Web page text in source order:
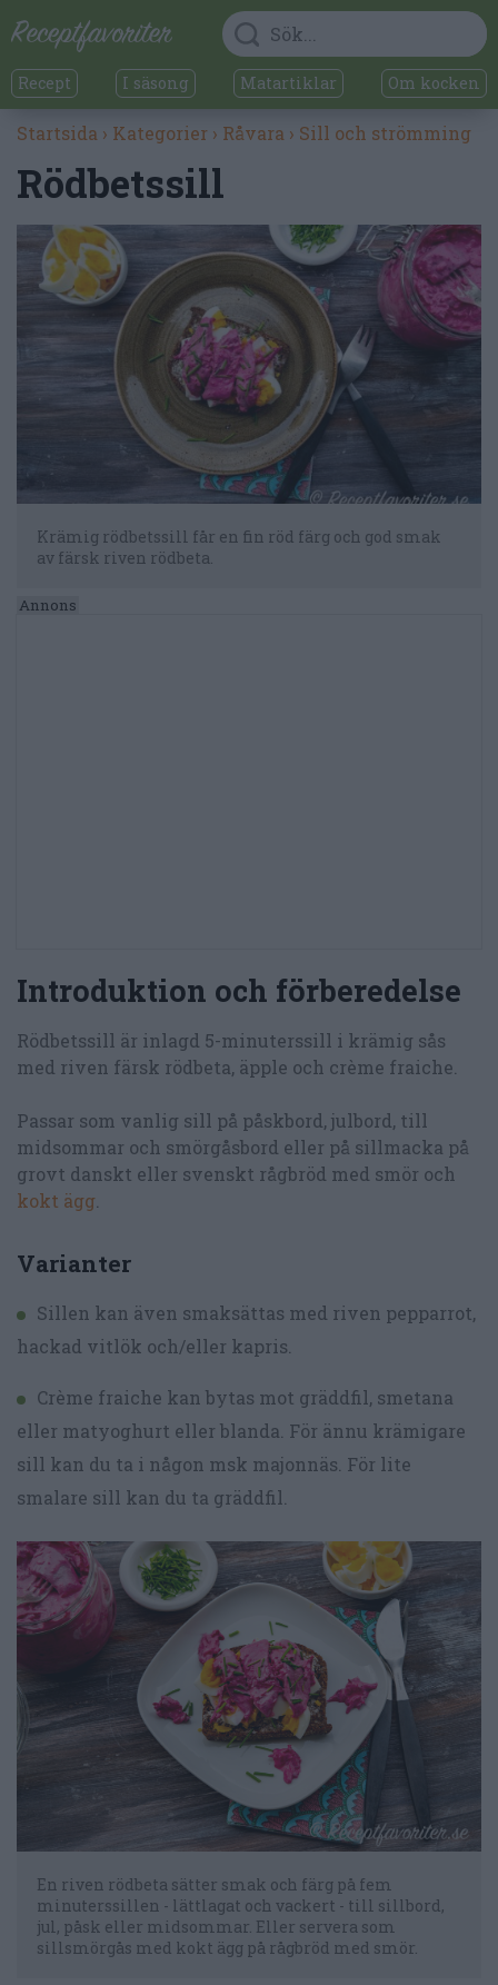
Recept I säsong Matartiklar Om kocken
Startsida › Kategorier › Råvara › Sill och strömming
Rödbetssill
Krämig rödbetssill får en fin röd färg och god smak
av färsk riven rödbeta.
Introduktion och förberedelse
Rödbetssill är inlagd 5-minuterssill i krämig sås
med riven färsk rödbeta, äpple och crème fraiche.
Passar som vanlig sill på påskbord, julbord, till
midsommar och smörgåsbord eller på sillmacka på
grovt danskt eller svenskt rågbröd med smör och
kokt ägg
Varianter
Sillen kan även smaksättas med riven pepparrot,
hackad vitlök och/eller kapris.
Crème fraiche kan bytas mot gräddfil, smetana
eller matyoghurt eller blanda. För ännu krämigare
sill kan du ta i någon msk majonnäs. För lite
smalare sill kan du ta gräddfil.
En riven rödbeta sätter smak och färg på fem
minuterssillen - lättlagat och vackert - till sillbord,
jul, påsk eller midsommar. Eller servera som
sillsmörgås med kokt ägg på rågbröd med smör.